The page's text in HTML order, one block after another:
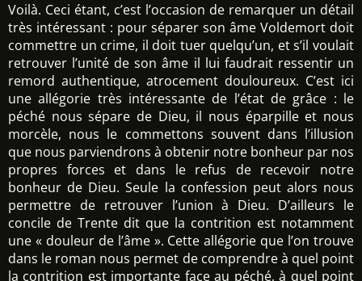
Voilà. Ceci étant, c’est l’occasion de remarquer un détail
très intéressant : pour séparer son âme Voldemort doit
commettre un crime, il doit tuer quelqu’un, et s’il voulait
retrouver l’unité de son âme il lui faudrait ressentir un
remord authentique, atrocement douloureux. C’est ici
une allégorie très intéressante de l’état de grâce : le
péché nous sépare de Dieu, il nous éparpille et nous
morcèle, nous le commettons souvent dans l’illusion
que nous parviendrons à obtenir notre bonheur par nos
propres forces et dans le refus de recevoir notre
bonheur de Dieu. Seule la confession peut alors nous
permettre de retrouver l’union à Dieu. D’ailleurs le
concile de Trente dit que la contrition est notamment
une « douleur de l’âme ». Cette allégorie que l’on trouve
dans le roman nous permet de comprendre à quel point
la contrition est importante face au péché, à quel point